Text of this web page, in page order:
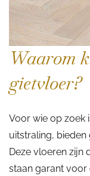
Waarom
gietvloer?
Voor wie op zoek
uitstraling,
Deze vloeren zijn
staan garant voor